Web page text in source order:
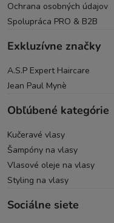
Ochrana osobných údajov
Spolupráca PRO & B2B
Exkluzívne značky
A.S.P Expert Haircare
Jean Paul Mynè
Obľúbené kategórie
Kučeravé vlasy
Šampóny na vlasy
Vlasové oleje na vlasy
Styling na vlasy
Sociálne siete